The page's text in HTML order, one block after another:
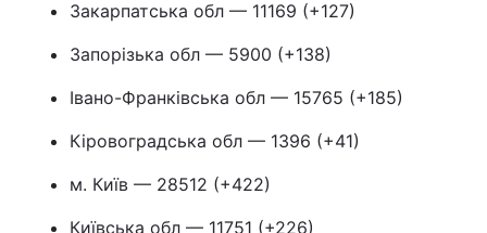
Закарпатська обл — 11169 (+127)
Запорізька обл — 5900 (+138)
Івано-Франківська обл — 15765 (+185)
Кіровоградська обл — 1396 (+41)
м. Київ — 28512 (+422)
Київська обл — 11751 (+226)